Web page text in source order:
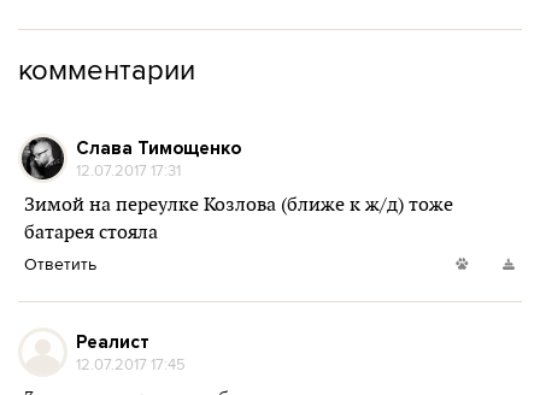
комментарии
Слава Тимощенко
12.07.2017 17:31
Зимой на переулке Козлова (ближе к ж/д) тоже
батарея стояла
Ответить
Реалист
12.07.2017 17:45